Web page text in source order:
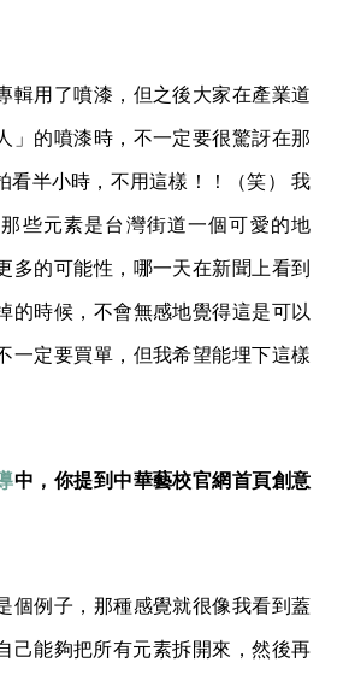
輯用了噴漆，但之後大家在產業道
」的噴漆時，不一定要很驚訝在那
看半小時，不用這樣！！（笑） 我
些元素是台灣街道一個可愛的地
多的可能性，哪一天在新聞上看到
的時候，不會無感地覺得這是可以
一定要買單，但我希望能埋下這樣
中，你提到中華藝校官網首頁創意
個例子，那種感覺就很像我看到蓋
能夠把所有元素拆開來，然後再